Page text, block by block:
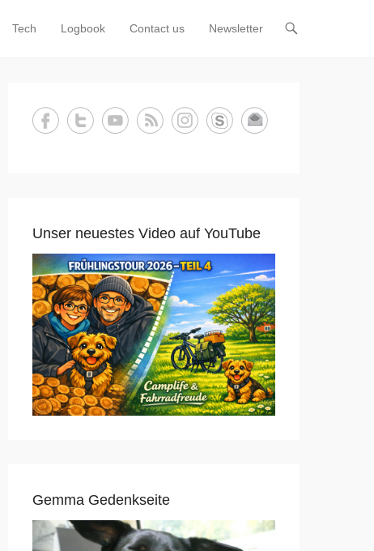
Tech Logbook Contact us Newsletter
Unser neuestes Video auf YouTube
Gemma Gedenkseite